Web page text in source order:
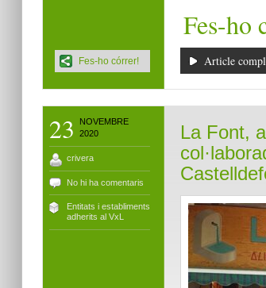
Fes-ho
Article
Fes-ho córrer!
23
NOVEMBRE
2020
crivera
No hi ha comentaris
Entitats i establiments
adherits al VxL
La Font,